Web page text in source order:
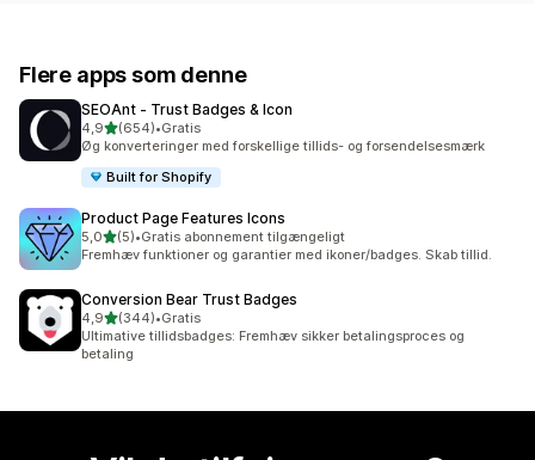
Flere apps som denne
SEOAnt ‑ Trust Badges & Icon
4,9ud af 5 stjerner
(654)
654 anmeldelser i alt
•Gratis
Øg konverteringer med forskellige tillids- og forsendelsesmærk
Built for Shopify
Product Page Features Icons
5,0ud af 5 stjerner
(5)
5 anmeldelser i alt
•Gratis abonnement tilgængeligt
Fremhæv funktioner og garantier med ikoner/badges. Skab tillid.
Conversion Bear Trust Badges
4,9ud af 5 stjerner
(344)
344 anmeldelser i alt
•Gratis
Ultimative tillidsbadges: Fremhæv sikker betalingsproces og
betaling